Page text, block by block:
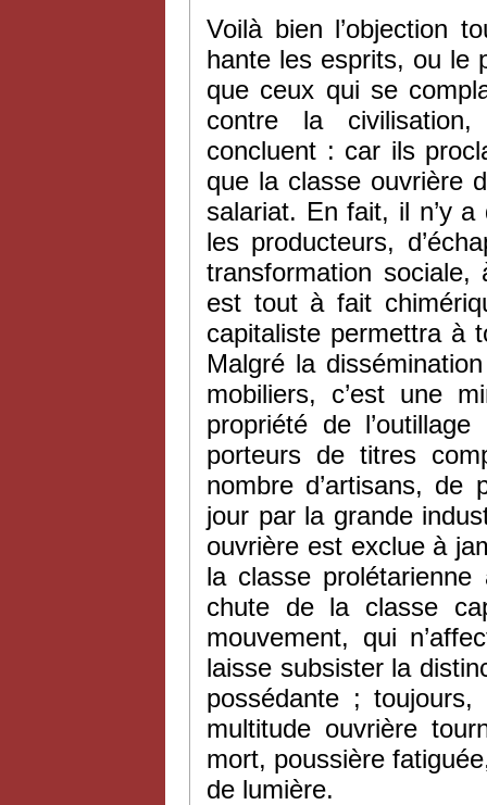
Voilà bien l’objection
hante les esprits, ou le
que ceux qui se
contre la civilisation,
concluent : car ils
que la classe ouvrière
salariat. En fait, il n’y
les producteurs,
transformation
est tout à fait
capitaliste permettra à
Malgré la
mobiliers, c’est une
propriété de
porteurs de titres
nombre d’artisans, de
jour par la grande
ouvrière est exclue à
la classe
chute de la classe
mouvement, qui
laisse subsister la
possédante ;
multitude ouvrière
mort, poussière
de lumière.